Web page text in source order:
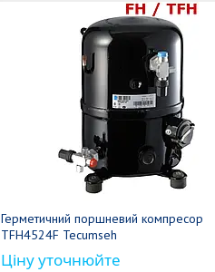
Герметичний поршневий компресор
TFH4524F Tecumseh
Ціну уточнюйте